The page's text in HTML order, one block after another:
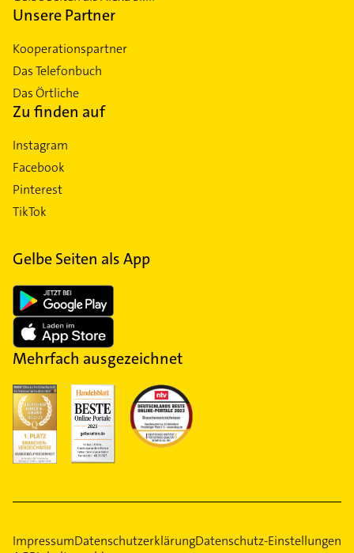
Unsere Partner
Kooperationspartner
Das Telefonbuch
Das Örtliche
Zu finden auf
Instagram
Facebook
Pinterest
TikTok
Gelbe Seiten als App
Mehrfach ausgezeichnet
ImpressumDatenschutzerklärungDatenschutz-Einstellungen